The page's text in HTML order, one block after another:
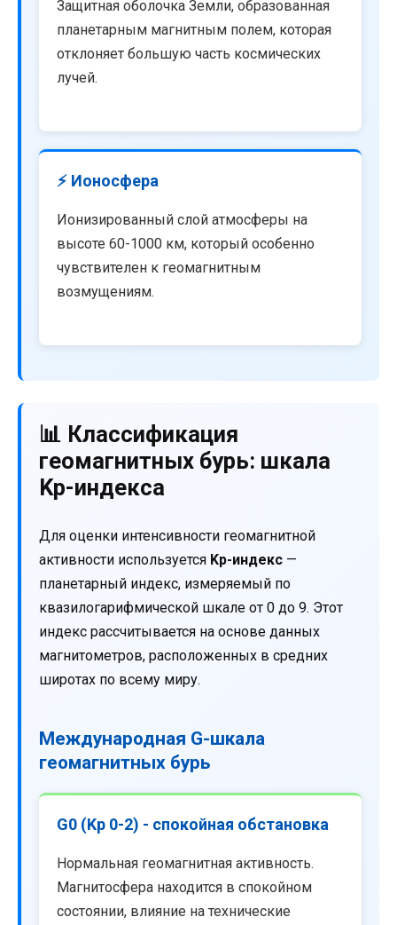
Защитная оболочка Земли, образованная
планетарным магнитным полем, которая
отклоняет большую часть космических
лучей.
⚡ Ионосфера
Ионизированный слой атмосферы на
высоте 60-1000 км, который особенно
чувствителен к геомагнитным
возмущениям.
📊 Классификация
геомагнитных бурь: шкала
Kp-индекса
Для оценки интенсивности геомагнитной
активности используется Kp-индекс —
планетарный индекс, измеряемый по
квазилогарифмической шкале от 0 до 9. Этот
индекс рассчитывается на основе данных
магнитометров, расположенных в средних
широтах по всему миру.
Международная G-шкала
геомагнитных бурь
G0 (Kp 0-2) - спокойная обстановка
Нормальная геомагнитная активность.
Магнитосфера находится в спокойном
состоянии, влияние на технические